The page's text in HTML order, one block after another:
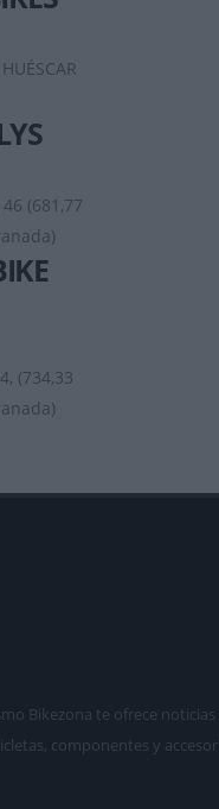
HUÉSCAR
(681,77
(734,33
Bikezona te ofrece
componentes y